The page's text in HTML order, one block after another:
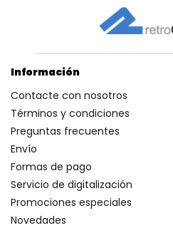
Información
Contacte con nosotros
Términos y condiciones
Preguntas frecuentes
Envío
Formas de pago
Servicio de digitalización
Promociones especiales
Novedades